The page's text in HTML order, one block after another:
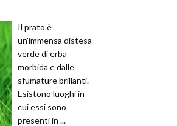
Il prato è
un’immensa distesa
verde di erba
morbida e dalle
sfumature brillanti.
Esistono luoghi in
cui essi sono
presenti in ...